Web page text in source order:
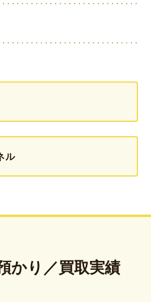
ル
かり／買取実績